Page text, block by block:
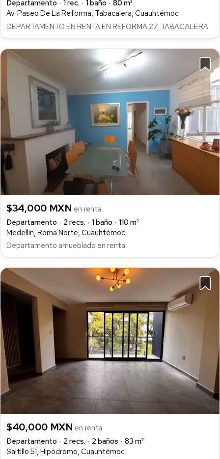
Departamento 1 rec. 1 baño
80 m²
Av. Paseo De La Reforma, Tabacalera, Cuauhtémoc
DEPARTAMENTO EN RENTA EN REFORMA 27, TABACALERA
$34,000 MXN en renta
Departamento
2 recs. 1 baño
110 m²
Medellín, Roma Norte, Cuauhtémoc
Departamento amueblado en renta
$40,000 MXN en renta
Departamento
2 recs. 2 baños
83 m²
Saltillo 51, Hipódromo, Cuauhtémoc